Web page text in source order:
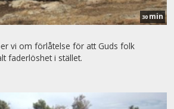
30min
vi om förlåtelse för att Guds folk
faderlöshet i stället.